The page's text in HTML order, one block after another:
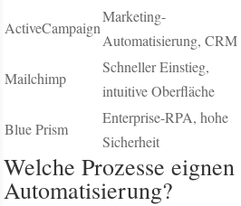
ActiveCampaign
Marketing-
Automatisierung, CRM
Mailchimp
Schneller Einstieg,
intuitive Oberfläche
Blue Prism
Enterprise-RPA, hohe
Sicherheit
Welche Prozesse
Automatisierung?